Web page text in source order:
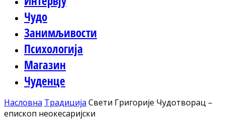
Чудо
Занимљивости
Психологија
Магазин
Чуденце
Насловна Традиција Свети Григорије Чудотворац –
епископ неокесаријски